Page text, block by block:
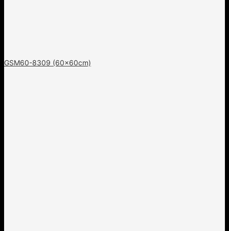
GSM60-8309 (60x60cm)